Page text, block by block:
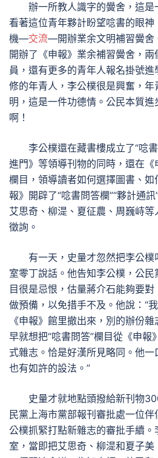
辦一所教人識字的黌舍，這
看著這位青年夥計盼望唸書的眼
機—交流—開辦業余文明補習黌舍
開辦了《申報》業余補習黌舍，
員，還有更多的青年人報名掛號
修的年青人，李公樸很是興奮，
明，這是一件功德情。公民本質
啊！
李公樸還在藏書樓成立了“唸
進門》等領導刊物的同時，還在《
欄目，領導讀者如何選擇圖書、
報》開辟了“唸書問答欄”“夥計通
艾思奇、柳湜、夏征農、周巍峙
徵詢。
有一天，史量才忽然把李公
室零丁說話。他告知李公樸，公民
目很是忌恨，估量蔣介石能夠要
做預備，以免措手不及。他說：“
《申報》館里撤出來，別的辦份
早就想把“唸書問答”欄目從《申報
式雜志。恰是好漢所見略同。他一
也有如許的設法。”
史量才就地點頭撥給新刊物
民黨上海市黨部報刊審批處一位
公樸抓緊打點新雜志的審批手續
室，當即把艾思奇、柳湜和夏子